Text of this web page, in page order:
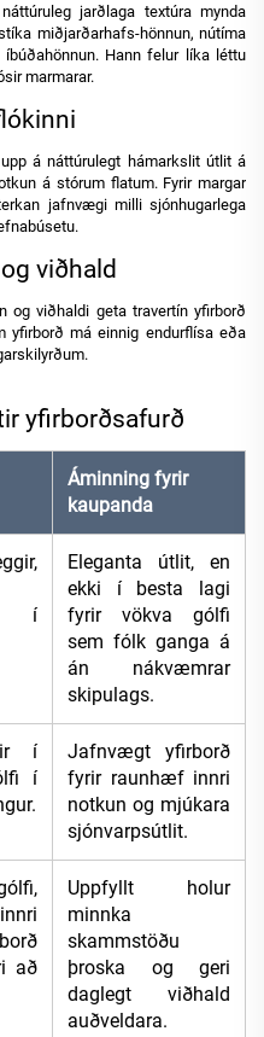
jarðlaga textúra mynda
miðjarðarhafs-hönnun, nútíma
Hann felur líka léttu
marmarar.
á náttúrulegt hámarkslit útlit á
á stórum flatum. Fyrir margar
jafnvægi milli sjónhugarlega
viðhald
og viðhaldi geta travertín yfirborð
yfirborð má einnig endurflísa eða
yfirborðsafurð
Áminning fyrir
kaupanda
í
Eleganta útlit, en
ekki í besta lagi
fyrir vökva gólfi
sem fólk ganga á
án nákvæmrar
skipulags.
í
í
Jafnvægt yfirborð
fyrir raunhæf innri
notkun og mjúkara
sjónvarpsútlit.
að
Uppfyllt holur
minnka
skammstöðu
þroska og geri
daglegt viðhald
auðveldara.